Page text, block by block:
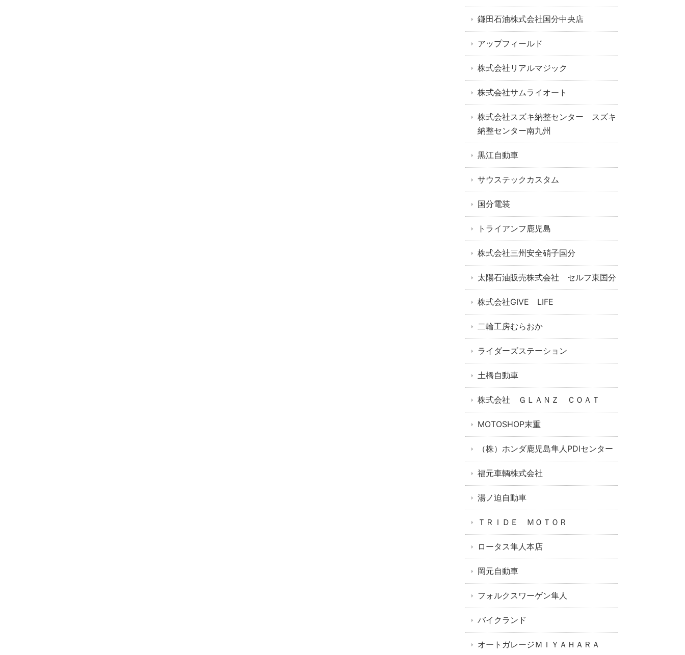
鎌田石油株式会社国分中央店
アップフィールド
株式会社リアルマジック
株式会社サムライオート
株式会社スズキ納整センター スズキ
納整センター南九州
黒江自動車
サウステックカスタム
国分電装
トライアンフ鹿児島
株式会社三州安全硝子国分
太陽石油販売株式会社 セルフ東国分
株式会社GIVE LIFE
二輪工房むらおか
ライダーズステーション
土橋自動車
株式会社 ＧＬＡＮＺ ＣＯＡＴ
MOTOSHOP末重
（株）ホンダ鹿児島隼人PDIセンター
福元車輌株式会社
湯ノ迫自動車
ＴＲＩＤＥ ＭＯＴＯＲ
ロータス隼人本店
岡元自動車
フォルクスワーゲン隼人
バイクランド
オートガレージＭＩＹＡＨＡＲＡ